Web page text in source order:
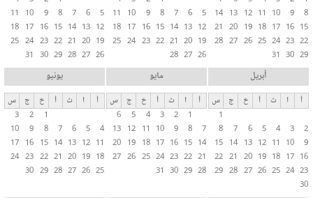
ت
ا
ل
أ
ا
س
ي
ة
8
9
10
11
12
13
14
15
16
17
18
19
20
21
22
23
24
25
26
27
28
29
30
31
5
6
7
8
9
10
11
12
13
14
15
16
17
18
19
20
21
22
23
24
25
26
27
28
5
6
7
8
9
10
11
12
13
14
15
16
17
18
19
20
21
22
23
24
25
26
27
28
29
30
31
أبريل
أ ا ث أ خ ج
س
1
2
3
4
5
6
7
8
9
10
11
12
13
14
15
16
17
18
19
20
21
22
23
24
25
26
27
28
29
30
مايو
أ ا ث أ خ ج
س
1
2
3
4
5
6
7
8
9
10
11
12
13
14
15
16
17
18
19
20
21
22
23
24
25
26
27
28
29
30
31
يونيو
أ ا ث أ خ ج
س
1
2
3
4
5
6
7
8
9
10
11
12
13
14
15
16
17
18
19
20
21
22
23
24
25
26
27
28
29
30